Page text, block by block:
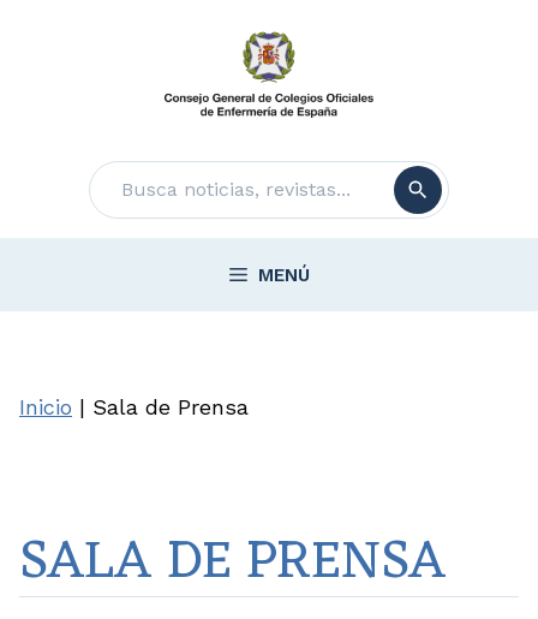
Buscar
MENÚ
Inicio | Sala de Prensa
SALA DE PRENSA